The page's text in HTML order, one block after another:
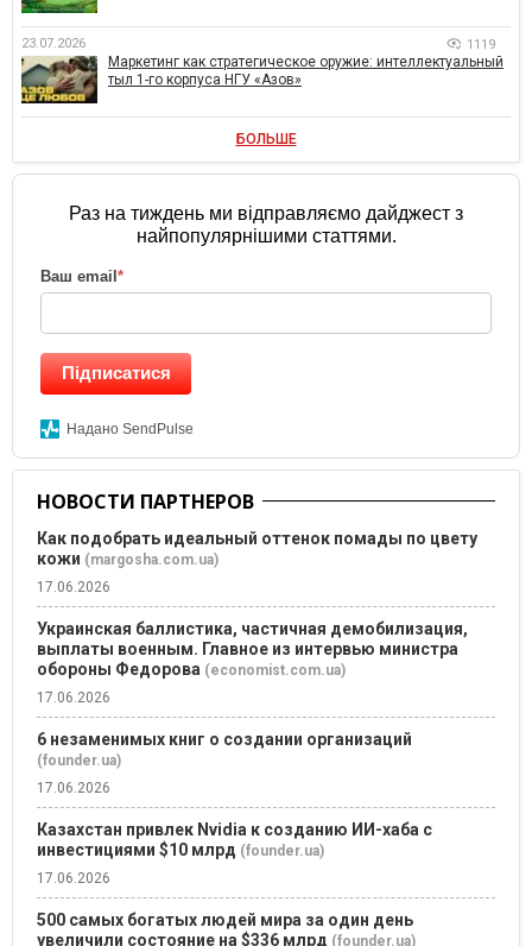
23.07.2026 1119
Маркетинг как стратегическое оружие: интеллектуальный
тыл 1-го корпуса НГУ «Азов»
БОЛЬШЕ
Раз на тиждень ми відправляємо дайджест з
найпопулярнішими статтями.
Ваш email *
Підписатися
Надано SendPulse
НОВОСТИ ПАРТНЕРОВ
Как подобрать идеальный оттенок помады по цвету
кожи (margosha.com.ua)
17.06.2026
Украинская баллистика, частичная демобилизация,
выплаты военным. Главное из интервью министра
обороны Федорова (economist.com.ua)
17.06.2026
6 незаменимых книг о создании организаций
(founder.ua)
17.06.2026
Казахстан привлек Nvidia к созданию ИИ-хаба с
инвестициями $10 млрд (founder.ua)
17.06.2026
500 самых богатых людей мира за один день
увеличили состояние на $336 млрд (founder.ua)